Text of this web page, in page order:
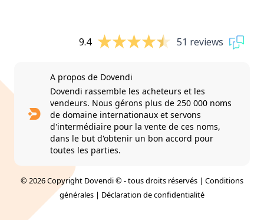
9.4 51 reviews
A propos de Dovendi
Dovendi rassemble les acheteurs et les
vendeurs. Nous gérons plus de 250 000 noms
de domaine internationaux et servons
d'intermédiaire pour la vente de ces noms,
dans le but d'obtenir un bon accord pour
toutes les parties.
© 2026 Copyright Dovendi © - tous droits réservés | Conditions
générales | Déclaration de confidentialité